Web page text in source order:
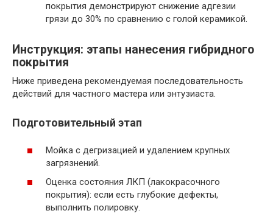
покрытия демонстрируют снижение адгезии
грязи до 30% по сравнению с голой керамикой.
Инструкция: этапы нанесения гибридного
покрытия
Ниже приведена рекомендуемая последовательность
действий для частного мастера или энтузиаста.
Подготовительный этап
Мойка с дегризацией и удалением крупных
загрязнений.
Оценка состояния ЛКП (лакокрасочного
покрытия): если есть глубокие дефекты,
выполнить полировку.